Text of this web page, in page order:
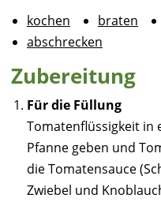
kochen braten
abschrecken
Zubereitung
Für die Füllung
Tomatenflüssigkeit in
Pfanne geben und
die Tomatensauce
Zwiebel und